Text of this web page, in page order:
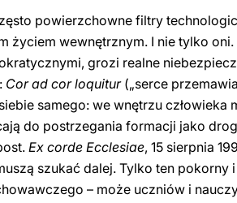
powierzchowne filtry
życiem wewnętrznym. I nie tylko
grozi realne
Cor ad cor loquitur(„serce
samego: we wnętrzu człowieka
do postrzegania formacji jako
Ex corde Ecclesiae, 15 sierpnia
szukać dalej. Tylko ten pokorny
– może uczniów i